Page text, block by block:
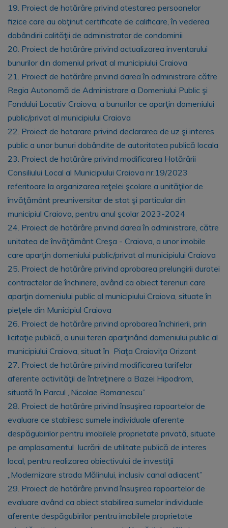
19. Proiect de hotărâre privind atestarea persoanelor
fizice care au obţinut certificate de calificare, în vederea
dobândirii calităţii de administrator de condominii
20. Proiect de hotărâre privind actualizarea inventarului
bunurilor din domeniul privat al municipiului Craiova
21. Proiect de hotărâre privind darea în administrare către
Regia Autonomă de Administrare a Domeniului Public şi
Fondului Locativ Craiova, a bunurilor ce aparţin domeniului
public/privat al municipiului Craiova
22. Proiect de hotarare privind declararea de uz şi interes
public a unor bunuri dobândite de autoritatea publică locala
23. Proiect de hotărâre privind modificarea Hotărârii
Consiliului Local al Municipiului Craiova nr.19/2023
referitoare la organizarea reţelei şcolare a unităţilor de
învăţământ preuniversitar de stat şi particular din
municipiul Craiova, pentru anul şcolar 2023-2024
24. Proiect de hotărâre privind darea în administrare, către
unitatea de învăţământ Creşa - Craiova, a unor imobile
care aparţin domeniului public/privat al municipiului Craiova
25. Proiect de hotărâre privind aprobarea prelungirii duratei
contractelor de închiriere, având ca obiect terenuri care
aparţin domeniului public al municipiului Craiova, situate în
pieţele din Municipiul Craiova
26. Proiect de hotărâre privind aprobarea închirierii, prin
licitaţie publică, a unui teren aparţinând domeniului public al
municipiului Craiova, situat în Piaţa Craioviţa Orizont
27. Proiect de hotărâre privind modificarea tarifelor
aferente activităţii de întreţinere a Bazei Hipodrom,
situată în Parcul „Nicolae Romanescu”
28. Proiect de hotărâre privind însuşirea rapoartelor de
evaluare ce stabilesc sumele individuale aferente
despăgubirilor pentru imobilele proprietate privată, situate
pe amplasamentul lucrării de utilitate publică de interes
local, pentru realizarea obiectivului de investiţii
„Modernizare strada Mălinului, inclusiv canal adiacent”
29. Proiect de hotărâre privind însuşirea rapoartelor de
evaluare având ca obiect stabilirea sumelor individuale
aferente despăgubirilor pentru imobilele proprietate